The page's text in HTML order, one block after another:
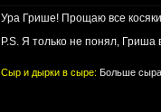
Ура Грише! Прощаю все
P.S. Я только не понял, Гриша
Сыр и дырки в сыре: Больше